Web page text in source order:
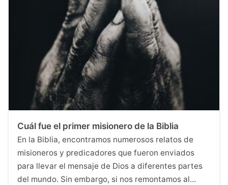
Cuál fue el primer misionero de la Biblia
En la Biblia, encontramos numerosos relatos de
misioneros y predicadores que fueron enviados
para llevar el mensaje de Dios a diferentes partes
del mundo. Sin embargo, si nos remontamos al…